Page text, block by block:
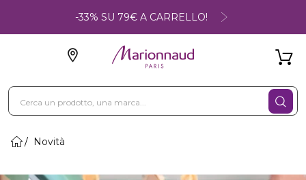
-33% SU 79€ A CARRELLO!
Novità